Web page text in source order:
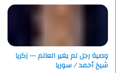
وصية رجل لم يغير العالم ••• زكريا
شيخ أحمد / سوريا